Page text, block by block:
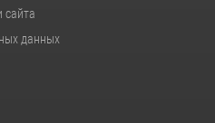
сайта
данных